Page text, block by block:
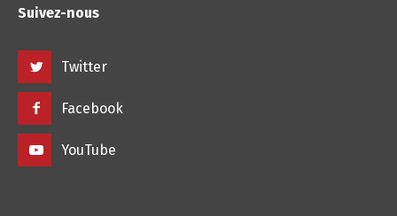
Suivez-nous
Twitter
Facebook
YouTube